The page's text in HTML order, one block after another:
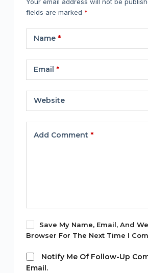
fields are marked *
Name*
Email *
Website
Add Comment *
Save My Name, Email, And
Browser For The Next Time I
Notify Me Of Follow-Up
Email.